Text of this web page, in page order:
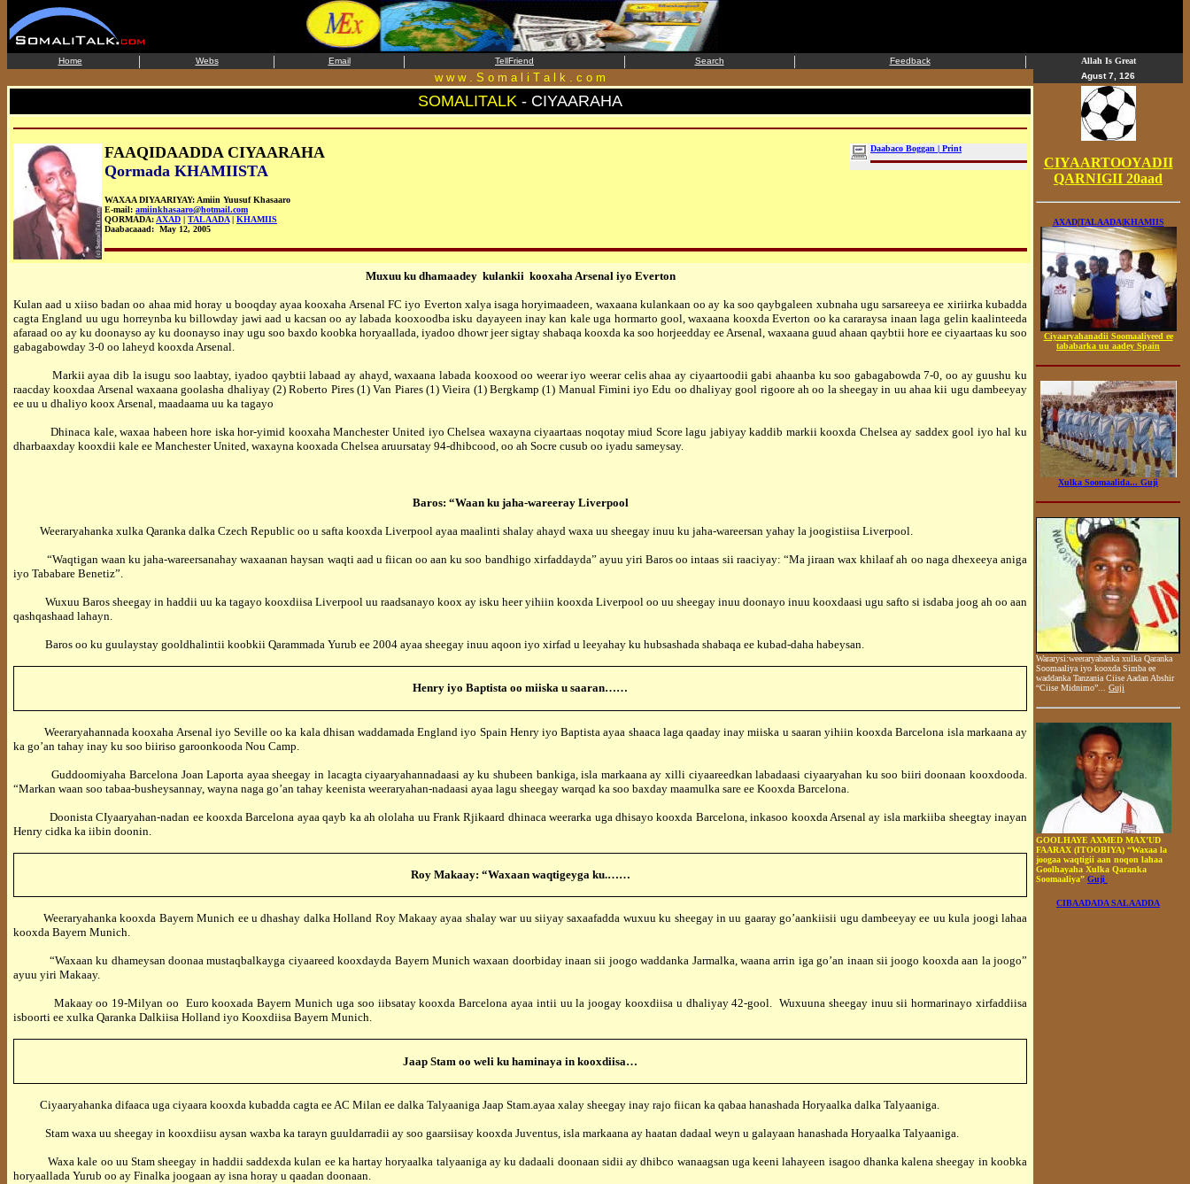
Home | Webs | Email | TellFriend | Search | Feedback |
w w w . S o m a l i T a l k . c o m
SOMALITALK - CIYAARAHA
Daabaco Boggan | Print
FAAQIDAADDA CIYAARAHA
Qormada KHAMIISTA
WAXAA DIYAARIYAY: Amiin Yuusuf Khasaaro
E-mail: amiinkhasaaro@hotmail.com
QORMADA: AXAD | TALAADA| KHAMIIS
Daabacaaad: May 12, 2005
Muxuu ku dhamaadey kulankii kooxaha Arsenal iyo Everton
Kulan aad u xiiso badan oo ahaa mid horay u booqday ayaa kooxaha Arsenal FC iyo Everton xalya isaga horyimaadeen, waxaana kulankaan oo ay ka soo qaybgaleen xubnaha ugu sarsareeya ee xiriirka kubadda
cagta England uu ugu horreynba ku billowday jawi aad u kacsan oo ay labada kooxoodba isku dayayeen inay kan kale uga hormarto gool, waxaana kooxda Everton oo ka cararaysa inaan laga gelin kaalinteeda
afaraad oo ay ku doonayso ay ku doonayso inay ugu soo baxdo koobka horyaallada, iyadoo dhowr jeer sigtay shabaqa kooxda ka soo horjeedday ee Arsenal, waxaana guud ahaan qaybtii hore ee ciyaartaas ku soo
gabagabowday 3-0 oo laheyd kooxda Arsenal.
Markii ayaa dib la isugu soo laabtay, iyadoo qaybtii labaad ay ahayd, waxaana labada kooxood oo weerar iyo weerar celis ahaa ay ciyaartoodii gabi ahaanba ku soo gabagabowda 7-0, oo ay guushu ku
raacday kooxdaa Arsenal waxaana goolasha dhaliyay (2) Roberto Pires (1) Van Piares (1) Vieira (1) Bergkamp (1) Manual Fimini iyo Edu oo dhaliyay gool rigoore ah oo la sheegay in uu ahaa kii ugu dambeeyay
ee uu u dhaliyo koox Arsenal, maadaama uu ka tagayo
Dhinaca kale, waxaa habeen hore iska hor-yimid kooxaha Manchester United iyo Chelsea waxayna ciyaartaas noqotay miud Score lagu jabiyay kaddib markii kooxda Chelsea ay saddex gool iyo hal ku
dharbaaxday kooxdii kale ee Manchester United, waxayna kooxada Chelsea aruursatay 94-dhibcood, oo ah Socre cusub oo iyadu sameysay.
Baros: “Waan ku jaha-wareeray Liverpool
Weeraryahanka xulka Qaranka dalka Czech Republic oo u safta kooxda Liverpool ayaa maalinti shalay ahayd waxa uu sheegay inuu ku jaha-wareersan yahay la joogistiisa Liverpool.
“Waqtigan waan ku jaha-wareersanahay waxaanan haysan waqti aad u fiican oo aan ku soo bandhigo xirfaddayda” ayuu yiri Baros oo intaas sii raaciyay: “Ma jiraan wax khilaaf ah oo naga dhexeeya aniga
iyo Tababare Benetiz”.
Wuxuu Baros sheegay in haddii uu ka tagayo kooxdiisa Liverpool uu raadsanayo koox ay isku heer yihiin kooxda Liverpool oo uu sheegay inuu doonayo inuu kooxdaasi ugu safto si isdaba joog ah oo aan
qashqashaad lahayn.
Baros oo ku guulaystay gooldhalintii koobkii Qarammada Yurub ee 2004 ayaa sheegay inuu aqoon iyo xirfad u leeyahay ku hubsashada shabaqa ee kubad-daha habeysan.
Henry iyo Baptista oo miiska u saaran……
Weeraryahannada kooxaha Arsenal iyo Seville oo ka kala dhisan waddamada England iyo Spain Henry iyo Baptista ayaa shaaca laga qaaday inay miiska u saaran yihiin kooxda Barcelona isla markaana ay
ka go’an tahay inay ku soo biiriso garoonkooda Nou Camp.
Guddoomiyaha Barcelona Joan Laporta ayaa sheegay in lacagta ciyaaryahannadaasi ay ku shubeen bankiga, isla markaana ay xilli ciyaareedkan labadaasi ciyaaryahan ku soo biiri doonaan kooxdooda.
“Markan waan soo tabaa-busheysannay, wayna naga go’an tahay keenista weeraryahan-nadaasi ayaa lagu sheegay warqad ka soo baxday maamulka sare ee Kooxda Barcelona.
Doonista CIyaaryahan-nadan ee kooxda Barcelona ayaa qayb ka ah ololaha uu Frank Rjikaard dhinaca weerarka uga dhisayo kooxda Barcelona, inkasoo kooxda Arsenal ay isla markiiba sheegtay inayan
Henry cidka ka iibin doonin.
Roy Makaay: “Waxaan waqtigeyga ku.……
Weeraryahanka kooxda Bayern Munich ee u dhashay dalka Holland Roy Makaay ayaa shalay war uu siiyay saxaafadda wuxuu ku sheegay in uu gaaray go’aankiisii ugu dambeeyay ee uu kula joogi lahaa
kooxda Bayern Munich.
“Waxaan ku dhameysan doonaa mustaqbalkayga ciyaareed kooxdayda Bayern Munich waxaan doorbiday inaan sii joogo waddanka Jarmalka, waana arrin iga go’an inaan sii joogo kooxda aan la joogo”
ayuu yiri Makaay.
Makaay oo 19-Milyan oo Euro kooxada Bayern Munich uga soo iibsatay kooxda Barcelona ayaa intii uu la joogay kooxdiisa u dhaliyay 42-gool. Wuxuuna sheegay inuu sii hormarinayo xirfaddiisa
isboorti ee xulka Qaranka Dalkiisa Holland iyo Kooxdiisa Bayern Munich.
Jaap Stam oo weli ku haminaya in kooxdiisa…
Ciyaaryahanka difaaca uga ciyaara kooxda kubadda cagta ee AC Milan ee dalka Talyaaniga Jaap Stam.ayaa xalay sheegay inay rajo fiican ka qabaa hanashada Horyaalka dalka Talyaaniga.
Stam waxa uu sheegay in kooxdiisu aysan waxba ka tarayn guuldarradii ay soo gaarsiisay kooxda Juventus, isla markaana ay haatan dadaal weyn u galayaan hanashada Horyaalka Talyaaniga.
Waxa kale oo uu Stam sheegay in haddii saddexda kulan ee ka hartay horyaalka talyaaniga ay ku dadaali doonaan sidii ay dhibco wanaagsan uga keeni lahayeen isagoo dhanka kalena sheegay in koobka
horyaallada Yurub oo ay Finalka joogaan ay isna horay u qaadan doonaan.
Allah Is Great
Agust 7, 126
CIYAARTOOYADII
QARNIGII 20aad
AXAD|TALAADA|KHAMIIS
Ciyaaryahanadii Soomaaliyeed ee
tababarka uu aadey Spain
Xulka Soomaalida... Guji
Wararysi:weeraryahanka xulka Qaranka
Soomaaliya iyo kooxda Simba ee
waddanka Tanzania Ciise Aadan Abshir
“Ciise Midnimo”... Guji
GOOLHAYE AXMED MAX’UD
FAARAX (ITOOBIYA) “Waxaa la
joogaa waqtigii aan noqon lahaa
Goolhayaha Xulka Qaranka
Soomaaliya” Guji
CIBAADADA SALAADDA